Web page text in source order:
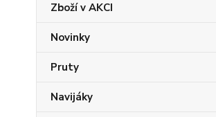
Zboží v AKCI
Novinky
Pruty
Navijáky